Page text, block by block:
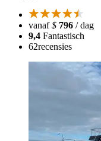
vanaf$ 796 / dag
9,4 Fantastisch
62recensies